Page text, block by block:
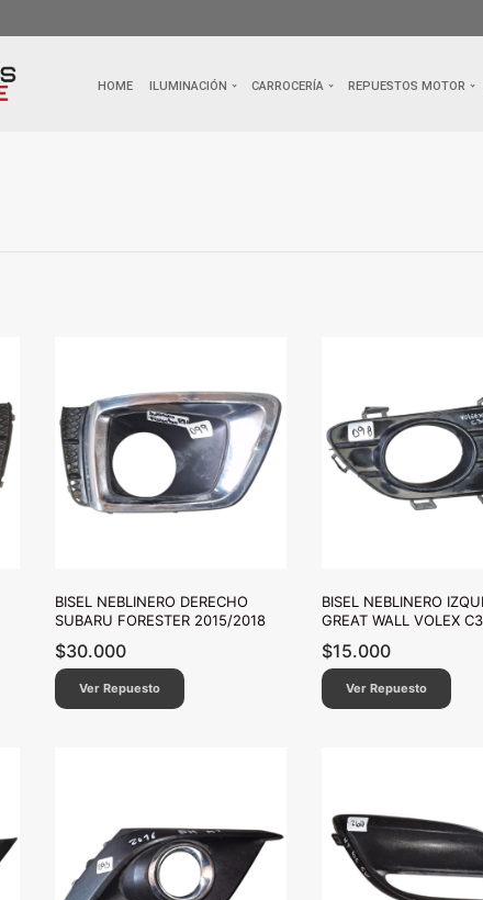
HOME ILUMINACIÓN CARROCERÍA REPUESTOS MOTOR
BISEL NEBLINERO DERECHO
SUBARU FORESTER 2015/2018
$30.000
Ver Repuesto
BISEL NEBLINERO
GREAT WALL VOLEX
$15.000
Ver Repuesto